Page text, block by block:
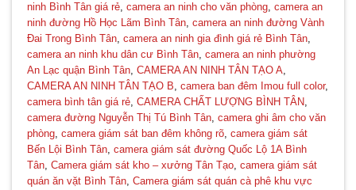
🌼
ninh Bình Tân giá rẻ,camera an ninh cho văn phòng,camera an
ninh đường Hồ Học Lãm Bình Tân,camera an ninh đường Vành
Đai Trong Bình Tân,camera an ninh gia đình giá rẻ Bình Tân,
camera an ninh khu dân cư Bình Tân,camera an ninh phường
An Lạc quận Bình Tân,CAMERA AN NINH TÂN TẠO A,
CAMERA AN NINH TÂN TẠO B,camera ban đêm Imou full color,
camera bình tân giá rẻ,CAMERA CHẤT LƯỢNG BÌNH TÂN,
camera đường Nguyễn Thị Tú Bình Tân,camera ghi âm cho văn
phòng,camera giám sát ban đêm không rõ,camera giám sát
Bến Lội Bình Tân,camera giám sát đường Quốc Lộ 1A Bình
Tân,Camera giám sát kho – xưởng Tân Tạo,camera giám sát
quán ăn vặt Bình Tân,Camera giám sát quán cà phê khu vực